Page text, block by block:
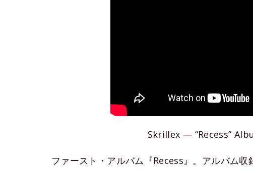
Skrillex — “Recess”
ファースト・アルバム『Recess』。アルバム